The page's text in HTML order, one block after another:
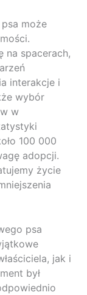
może
na spacerach,
interakcje i
wybór
w
100 000
adopcji.
życie
psa
jak i
był